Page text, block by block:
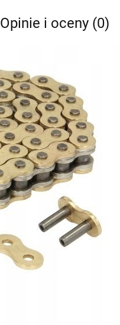
Opinie i oceny (0)